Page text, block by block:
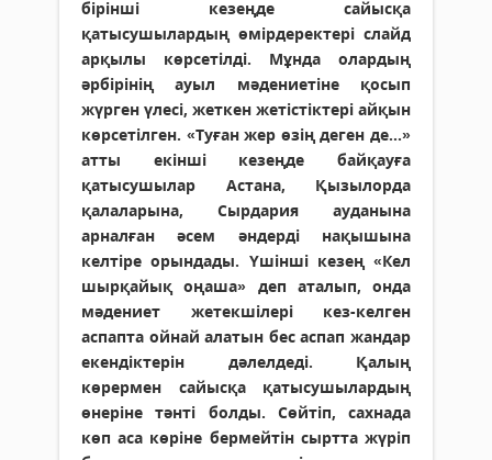
бірінші кезеңде сайысқа
қатысушылардың өмірдеректері слайд
арқылы көрсетілді. Мұнда олардың
әрбірінің ауыл мәдениетіне қосып
жүрген үлесі, жеткен жетістіктері айқын
көрсетілген. «Туған жер өзің деген де...»
атты екінші кезеңде байқауға
қатысушылар Астана, Қызылорда
қалаларына, Сырдария ауданына
арналған әсем әндерді нақышына
келтіре орындады. Үшінші кезең «Кел
шырқайық оңаша» деп аталып, онда
мәдениет жетекшілері кез-келген
аспапта ойнай алатын бес аспап жандар
екендіктерін дәлелдеді. Қалың
көрермен сайысқа қатысушылардың
өнеріне тәнті болды. Сөйтіп, сахнада
көп аса көріне бермейтін сыртта жүріп